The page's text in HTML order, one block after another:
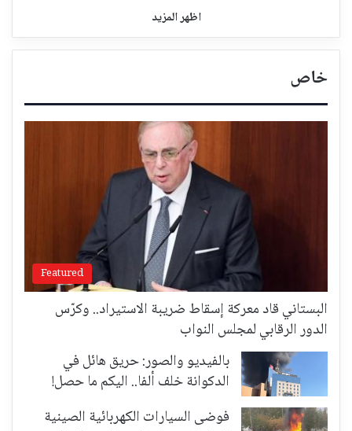
اظهر المزيد
خاص
Featured
البستاني قاد معركة إسقاط ضريبة الاستيراد.. وكرّس
الدور الرقابي لمجلس النواب
بالفيديو والصور: حريق هائل في
الدكوانة خلف ألفا.. اليكم ما حصل!
فوضى السيارات الكهربائية الصينية